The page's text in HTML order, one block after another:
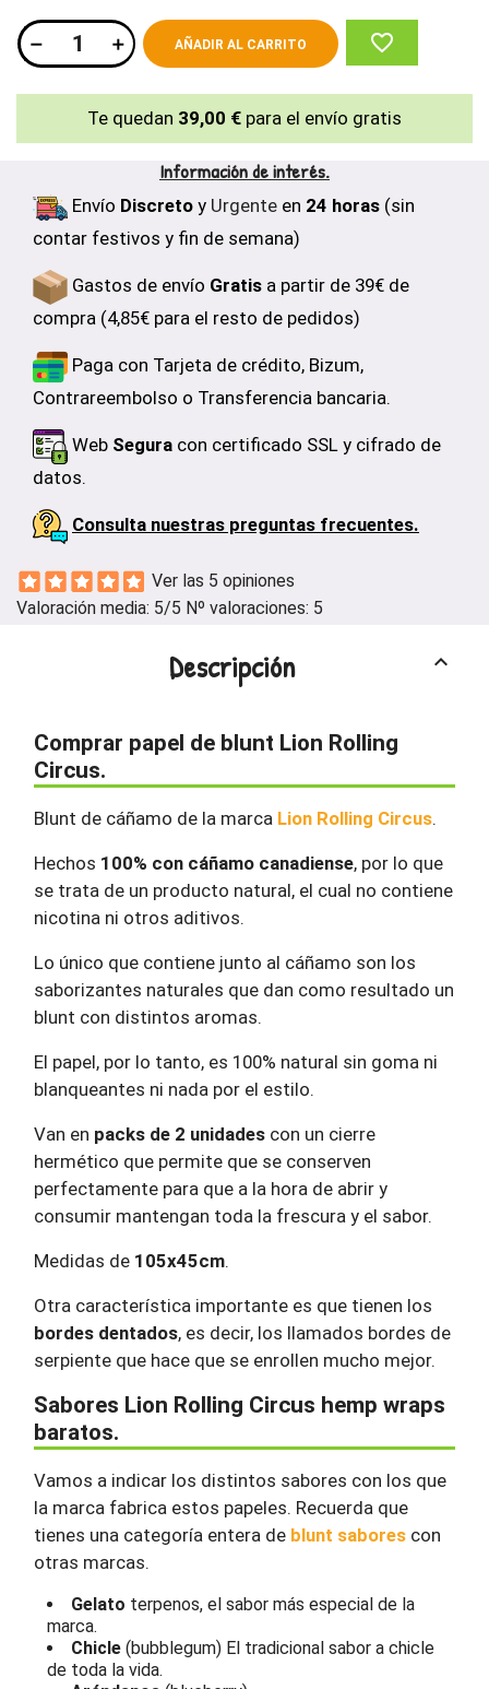
AÑADIR AL CARRITO favorite_border
Te quedan 39,00 € para el envío gratis
Información de interés.
Envío Discreto y Urgente en 24 horas (sin
contar festivos y fin de semana)
Gastos de envío Gratis a partir de 39€ de
compra (4,85€ para el resto de pedidos)
Paga con Tarjeta de crédito, Bizum,
Contrareembolso o Transferencia bancaria.
Web Segura con certificado SSL y cifrado de
datos.
Consulta nuestras preguntas frecuentes.
Ver las 5 opiniones
Valoración media: 5/5 Nº valoraciones: 5
Descripción keyboard_arrow_up
Comprar papel de blunt Lion Rolling
Circus.
Blunt de cáñamo de la marca Lion Rolling Circus.
Hechos 100% con cáñamo canadiense, por lo que
se trata de un producto natural, el cual no contiene
nicotina ni otros aditivos.
Lo único que contiene junto al cáñamo son los
saborizantes naturales que dan como resultado un
blunt con distintos aromas.
El papel, por lo tanto, es 100% natural sin goma ni
blanqueantes ni nada por el estilo.
Van en packs de 2 unidades con un cierre
hermético que permite que se conserven
perfectamente para que a la hora de abrir y
consumir mantengan toda la frescura y el sabor.
Medidas de 105x45cm.
Otra característica importante es que tienen los
bordes dentados, es decir, los llamados bordes de
serpiente que hace que se enrollen mucho mejor.
Sabores Lion Rolling Circus hemp wraps
baratos.
Vamos a indicar los distintos sabores con los que
la marca fabrica estos papeles. Recuerda que
tienes una categoría entera de blunt sabores con
otras marcas.
Gelato terpenos, el sabor más especial de la
marca.
Chicle (bubblegum) El tradicional sabor a chicle
de toda la vida.